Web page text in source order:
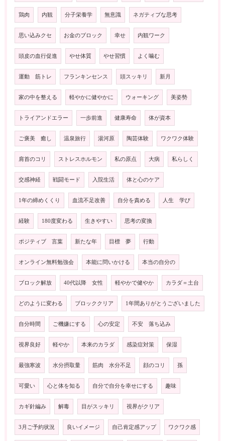
鶏肉 内観 分子栄養学 無意識 ネガティブな思考
思い込みクセ お金のブロック 幸せ 内観ワーク
頭皮の血行促進 やせ体質 やせ習慣 よく噛む
運動 筋トレ フランキンセンス 頭スッキリ 新月
家の中を整える 軽やかに健やかに ウォーキング 美姿勢
トライアンドエラー 一歩前進 健康寿命 体が資本
ご褒美 癒し 温泉旅行 湯河原 陶芸体験 ワクワク体験
肩首のコリ ストレスホルモン 私の原点 大病 私らしく
交感神経 戦闘モード 入院生活 体と心のケア
1年の締めくくり 血流不足改善 自分を責める 人生 学び
経験 180度変わる 生きやすい 思考の変換
ポジティブ 言葉 新たな年 目標 夢 行動
オンライン無料勉強会 本能に問いかける 本当の自分の
ブロック解放 40代以降 女性 軽やかで健やか カラダ＝土台
どのように変わる ブロッククリア 1年間ありがとうございました
自分時間 ご機嫌にする 心の安定 不安 落ち込み
視界良好 軽やか 本来のカラダ 感染症対策 保湿
最強寒波 水分摂取量 筋肉 水分不足 顔のコリ 孫
可愛い 心と体を知る 自分で自分を幸せにする 趣味
カギ針編み 解毒 目がスッキリ 視界がクリア
3月ご予約状況 良いイメージ 自己肯定感アップ ワクワク感